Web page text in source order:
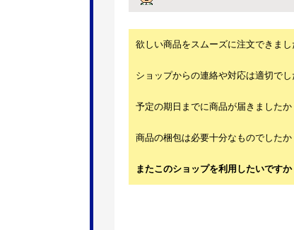
欲しい商品をスムーズに注文できまし
ショップからの連絡や対応は適切でし
予定の期日までに商品が届きましたか
商品の梱包は必要十分なものでしたか
またこのショップを利用したいですか